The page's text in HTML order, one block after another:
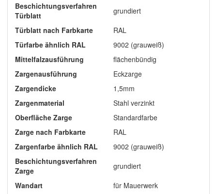
Beschichtungsverfahren
Türblatt
grundiert
Türblatt nach Farbkarte
RAL
Türfarbe ähnlich RAL
9002 (grauweiß)
Mittelfalzausführung
flächenbündig
Zargenausführung
Eckzarge
Zargendicke
1,5mm
Zargenmaterial
Stahl verzinkt
Oberfläche Zarge
Standardfarbe
Zarge nach Farbkarte
RAL
Zargenfarbe ähnlich RAL
9002 (grauweiß)
Beschichtungsverfahren
Zarge
grundiert
Wandart
für Mauerwerk